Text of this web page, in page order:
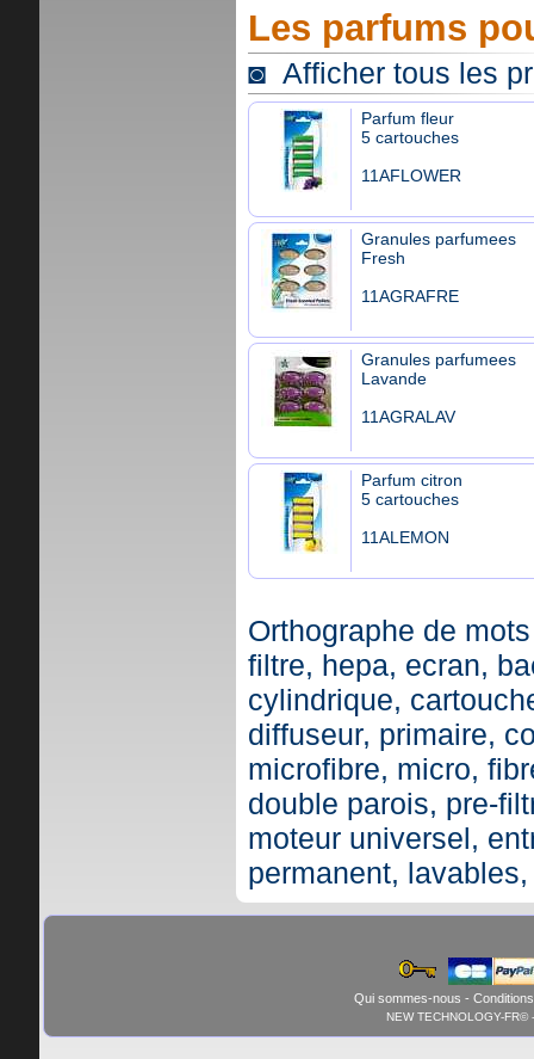
Les parfums
◙ Afficher tous les
Parfum fleur
5 cartouches
11AFLOWER
Granules parfumees
Fresh
11AGRAFRE
Granules parfumees
Lavande
11AGRALAV
Parfum citron
5 cartouches
11ALEMON
Orthographe de
filtre, hepa, ecran,
cylindrique,
diffuseur, primaire,
microfibre, micro,
double parois, pre-
moteur universel,
permanent,
Qui sommes-nous -
NEW TECHNOLOGY-